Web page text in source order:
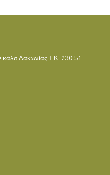
Λακωνίας Τ.Κ. 230 51